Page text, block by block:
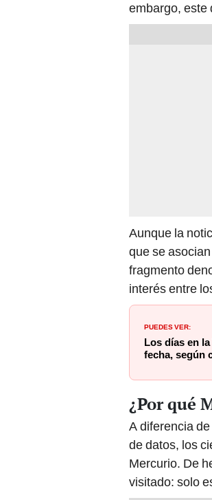
embargo, este
Aunque la
que se
fragmento
interés entre
PUEDES VER:
Los días en
fecha, según
¿Por qué
A diferencia
de datos, los
Mercurio. De
visitado: solo